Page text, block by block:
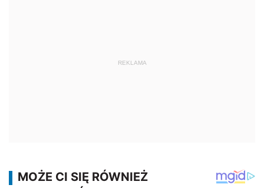
REKLAMA